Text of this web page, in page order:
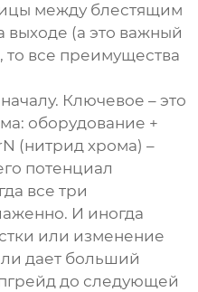
между блестящим
(а это важный
то все преимущества
Ключевое – это
оборудование +
(нитрид хрома) –
потенциал
все три
И иногда
или изменение
дает больший
до следующей